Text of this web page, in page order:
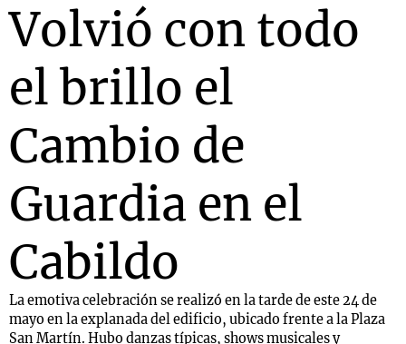
Volvió con todo
el brillo el
Cambio de
Guardia en el
Cabildo
La emotiva celebración se realizó en la tarde de este 24 de
mayo en la explanada del edificio, ubicado frente a la Plaza
San Martín. Hubo danzas típicas, shows musicales y